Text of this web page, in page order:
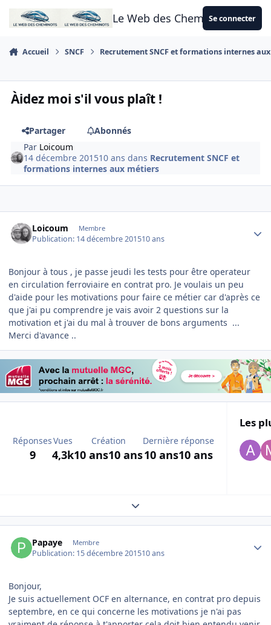
Aller au contenu
Le Web des CheminotsSe connecter
Accueil SNCF Recrutement SNCF et formations internes
Àidez moi s'il vous plaît !
Partager
Abonnés
Par Loicoum
14 décembre 201510 ans dans Recrutement SNCF et
formations internes aux métiers
Loicoum Membre
Publication: 14 décembre 201510 ans
Bonjour à tous , je passe jeudi les tests pour être operateur
en circulation ferroviaire en contrat pro. Je voulais un peu
d'aide pour les motivations pour faire ce métier car d'après ce
que j'ai pu comprendre je vais avoir 2 questions sur la
motivation et j'ai du mal à trouver de bons arguments ...
Merci d'avance ..
Réponses
9
Vues
4,3k
Création
10 ans10 ans
Dernière réponse
10 ans10 ans
Les
Expand topic overview
Papaye Membre
Publication: 15 décembre 201510 ans
Bonjour,
Je suis actuellement OCF en alternance, en contrat pro depuis
septembre, en ce qui concerne les motivations je n'ai pas